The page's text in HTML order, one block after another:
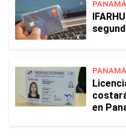
PANAMÁ
PANAMÁ
en